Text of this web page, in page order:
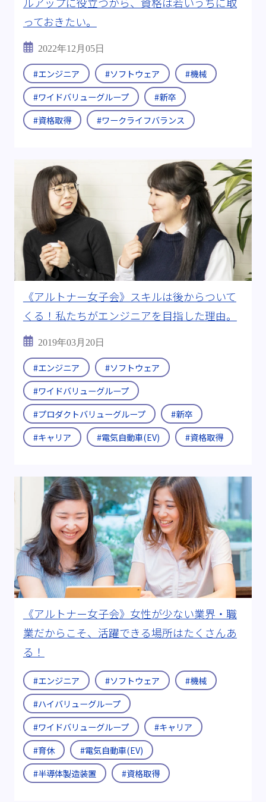
っておきたい。
2022年12月05日
#エンジニア #ソフトウェア
#機械
#ワイドバリューグループ
#新卒
#資格取得
#ワークライフバランス
《アルトナー女子会》スキルは後からついて
くる！私たちがエンジニアを目指した理由。
2019年03月20日
#エンジニア
#ソフトウェア
#ワイドバリューグループ
#プロダクトバリューグループ
#新卒
#キャリア
#電気自動車(EV) #資格取得
《アルトナー女子会》女性が少ない業界・職
業だからこそ、活躍できる場所はたくさんあ
る！
#エンジニア #ソフトウェア
#機械
#ハイバリューグループ
#ワイドバリューグループ
#キャリア
#育休
#電気自動車(EV)
#半導体製造装置
#資格取得